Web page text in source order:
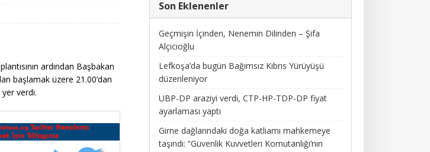
ardından Başbakan
başlamak üzere 21.00’dan
yer verdi.
Son Eklenenler
Geçmişin İçinden, Nenemin Dilinden – Şifa
Alçıcıoğlu
Lefkoşa’da bugün Bağımsız Kıbrıs Yürüyüşü
düzenleniyor
UBP-DP araziyi verdi, CTP-HP-TDP-DP fiyat
ayarlaması yaptı
Girne dağlarındaki doğa katliamı mahkemeye
taşındı: “Güvenlik Kuvvetleri Komutanlığı’nın